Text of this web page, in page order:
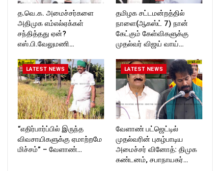
த.வெ.க. அமைச்சர்களை
அதிமுக எம்எல்ஏக்கள்
சந்தித்தது ஏன்?
எஸ்.பி.வேலுமணி…
தமிழக சட்டமன்றத்தில்
நாளை(ஆகஸ்ட் 7) நான்
கேட்கும் கேள்விகளுக்கு
முதல்வர் விஜய் வாய்…
LATEST NEWS
“எதிர்பார்ப்பில் இருந்த
விவசாயிகளுக்கு ஏமாற்றமே
மிச்சம்” – வேளாண்…
LATEST NEWS
வேளாண் பட்ஜெட்டில்
முதல்வரின் புகழ்பாடிய
அமைச்சர் வினோத்: திமுக
கண்டனம், சபாநாயகர்…